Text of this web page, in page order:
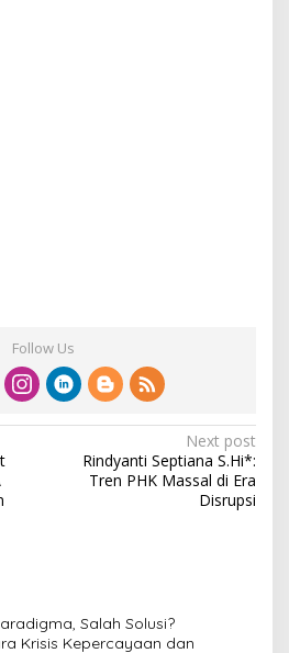
Follow Us
Next post
Rindyanti Septiana S.Hi*:
Tren PHK Massal di Era
Disrupsi
Salah Solusi?
Krisis Kepercayaan dan